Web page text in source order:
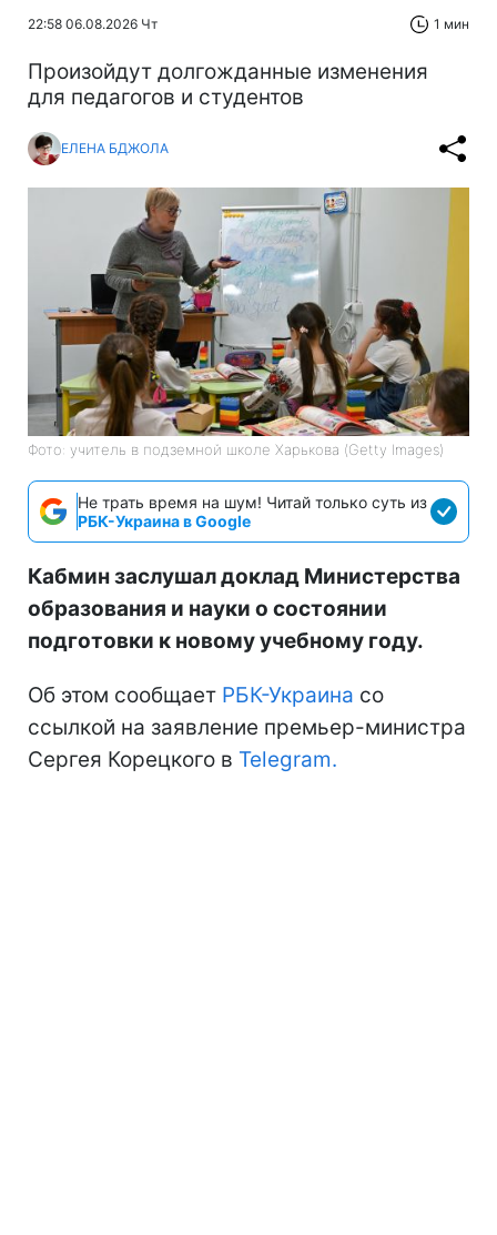
22:58 06.08.2026 Чт 1 мин
Произойдут долгожданные изменения
для педагогов и студентов
ЕЛЕНА БДЖОЛА
Фото: учитель в подземной школе Харькова (Getty Images)
Не трать время на шум! Читай только суть из
РБК-Украина в Google
Кабмин заслушал доклад Министерства
образования и науки о состоянии
подготовки к новому учебному году.
Об этом сообщает РБК-Украина со
ссылкой на заявление премьер-министра
Сергея Корецкого в Telegram.